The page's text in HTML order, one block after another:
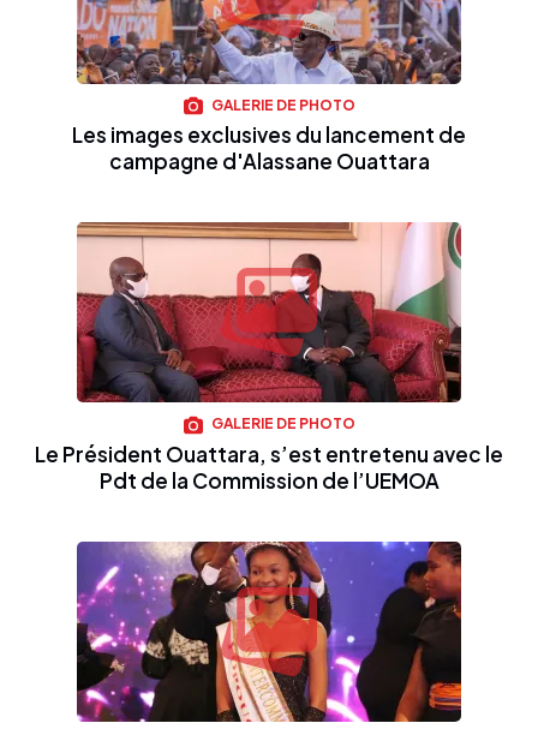
GALERIE DE PHOTO
Les images exclusives du lancement de
campagne d'Alassane Ouattara
GALERIE DE PHOTO
Le Président Ouattara, s’est entretenu avec le
Pdt de la Commission de l’UEMOA